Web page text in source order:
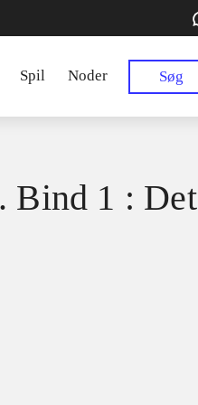
Spil Noder Søg
Bind 1 : Det